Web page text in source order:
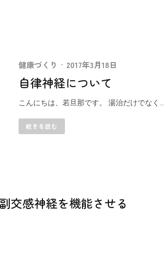
健康づくり · 2017年3月18日
自律神経について
こんにちは、若旦那です。 湯治だけでなく...
続きを読む
交感神経を機能させる